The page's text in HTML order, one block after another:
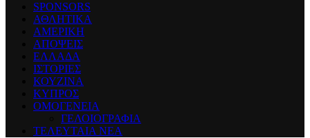
SPONSORS
ΑΘΛΗΤΙΚΑ
ΑΜΕΡΙΚΗ
ΑΠΟΨΕΙΣ
ΕΛΛΑΔΑ
ΙΣΤΟΡΙΕΣ
ΚΟΥΖΙΝΑ
ΚΥΠΡΟΣ
ΟΜΟΓΕΝΕΙΑ
ΓΕΛΟΙΟΓΡΑΦΙΑ
ΤΕΛΕΥΤΑΙΑ ΝΕΑ